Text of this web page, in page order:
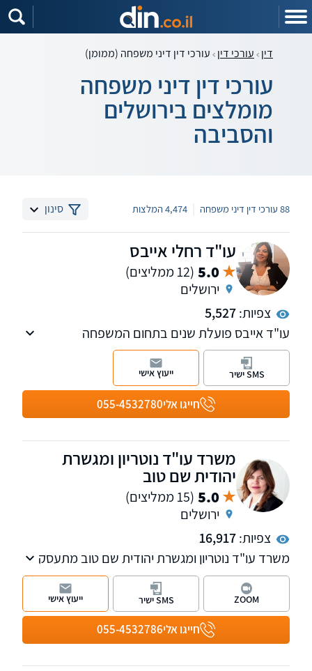
דין עורכי דין עורכי דין דיני משפחה (ממומן)
עורכי דין דיני משפחה
מומלצים בירושלים
והסביבה
88 עורכי דין דיני משפחה 4,474 המלצות סינון
עו"ד רחלי אייבס
5.0 (12 ממליצים)
ירושלים
צפיות:5,527
עו"ד אייבס פועלת שנים בתחום המשפחה
והמעמד האישי ועוסקת בייצוג בהליכי גירושין
מורכבים ובשמירה על זכויות ההורים. למשרד
שלוחות בירושלים ובתל אביב
חייגו אלי055-4532780
SMS ישיר ייעוץ אישי
משרד עו"ד נוטריון ומגשרת
יהודית שם טוב
5.0 (15 ממליצים)
ירושלים
צפיות:16,917
משרד עו"ד נוטריון ומגשרת יהודית שם טוב מתעסק
בדיני משפחה, גירושין, חלוקת רכוש, ייפוי כח
מתמשך ומקרקעין. לכל מחלקה במשרד עו"ד
ייעודי שמתמקצע בתחום מסוים. בנוסף, המשרד
מספק שירותי תרגום מרוסית לעברית.
חייגו אלי055-4532786
ZOOM SMS ישיר ייעוץ אישי